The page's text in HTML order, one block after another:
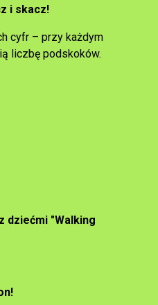
i skacz!
cyfr – przy każdym
liczbę podskoków.
dziećmi "Walking